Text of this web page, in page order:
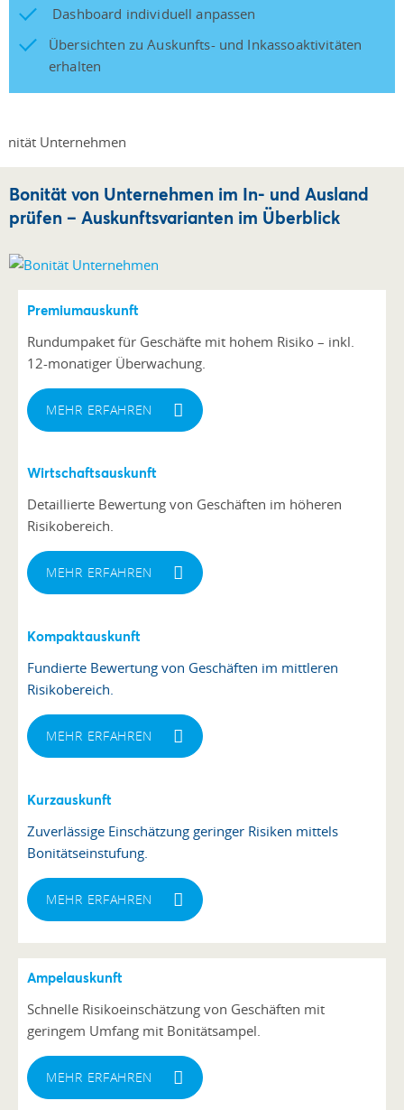
Dashboard individuell anpassen
Übersichten zu Auskunfts- und Inkassoaktivitäten
erhalten
Bonität von Unternehmen im In- und Ausland
prüfen – Auskunftsvarianten im Überblick
Premiumauskunft
Rundumpaket für Geschäfte mit hohem Risiko – inkl.
12-monatiger Überwachung.
MEHR ERFAHREN
Wirtschaftsauskunft
Detaillierte Bewertung von Geschäften im höheren
Risikobereich.
MEHR ERFAHREN
Kompaktauskunft
Fundierte Bewertung von Geschäften im mittleren
Risikobereich.
MEHR ERFAHREN
Kurzauskunft
Zuverlässige Einschätzung geringer Risiken mittels
Bonitätseinstufung.
MEHR ERFAHREN
Ampelauskunft
Schnelle Risikoeinschätzung von Geschäften mit
geringem Umfang mit Bonitätsampel.
MEHR ERFAHREN